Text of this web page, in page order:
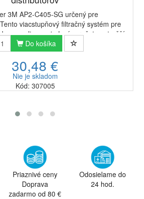
3M AP2-C405-SG určený pre
viacstupňový filtračný systém pre
a vending zariadení zaručuje najvyšší
kvality a chuti vody.Vodné filt...
Do košíka
30,48 €
Nie je skladom
Kód: 307005
Priaznivé ceny
Doprava
zadarmo od 80 €
Odosielame do
24 hod.